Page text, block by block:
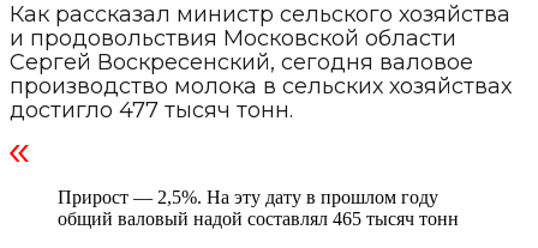
Как рассказал министр сельского хозяйства
и продовольствия Московской области
Сергей Воскресенский, сегодня валовое
производство молока в сельских хозяйствах
достигло 477 тысяч тонн.
Прирост — 2,5%. На эту дату в прошлом году
общий валовый надой составлял 465 тысяч тонн